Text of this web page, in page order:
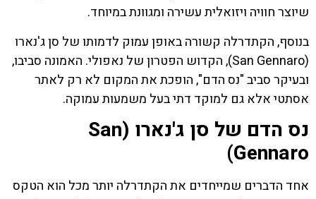
שיוצר חוויה ויזואלית עשירה ומגוונת במיוחד.
בנוסף, הקתדרלה קשורה באופן עמוק לדמותו של סן ג'נארו
(San Gennaro), הקדוש הפטרון של נאפולי. האמונה סביבו,
ובעיקר סביב "נס הדם", הופכת את המקום לא רק לאתר
אסתטי אלא גם למוקד דתי בעל משמעות עמוקה.
נס הדם של סן ג'נארו (San
Gennaro)
אחד הדברים שמייחדים את הקתדרלה יותר מכל הוא הטקס